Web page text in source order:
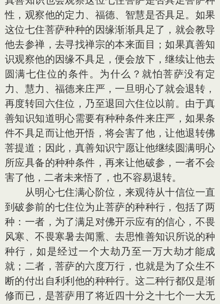
性，观察他的定力、福德、智慧是否具足。如果
这位七住菩萨种种的因缘渐渐具足了，就会教导
他去参禅，去寻找禅宗的本来面目；如果真善知
识观察他的因缘不具足，便会放下，继续让他去
圆满七住位的条件。为什么？就怕菩萨没有定
力、慧力、福德来庄严，一旦明心了就会退转，
再度转回六住位，乃至退回六住位以前。由于真
善知识知道明心需要有种种条件来庄严，如果条
件不具足而让他开悟，将会害了他，让他退转佛
菩提道；因此，真善知识宁愿让他继续圆满明心
所应具备的种种条件，再来让他破参，一者不会
害了他，二者未来悟了，也不容易退转。
从明心七住满心阶位，来观待从十信位一直
到破参前的七住位为止菩萨的种种行，包括了两
种：一者，为了满足对佛开示应有的信心，不畏
风寒、不畏寒暑去闻熏、去思惟善知识所说的种
种行，如是经过一个大劫乃至一万大劫才能成
就；二者，菩萨的六度万行，也就是为了众生不
断的付出自利利他的种种行。这二种行都仅是渐
修而已，是菩萨用了将近四十分之十七个一大无